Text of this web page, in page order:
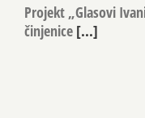
Projekt „Glasovi
činjenice [...]